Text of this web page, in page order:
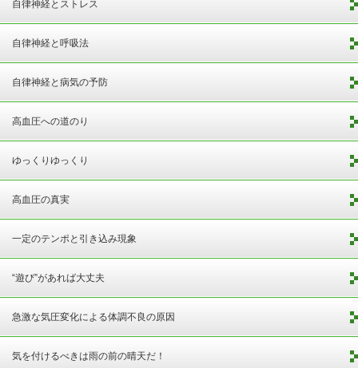
自律神経とストレス
自律神経と呼吸法
自律神経と病気の予防
高血圧への道のり
ゆっくりゆっくり
高血圧の真実
一定のテンポと引き込み現象
“遊び”があれば大丈夫
急激な気圧変化による体調不良の原因
気を付けるべきは雨の前の晴天だ！